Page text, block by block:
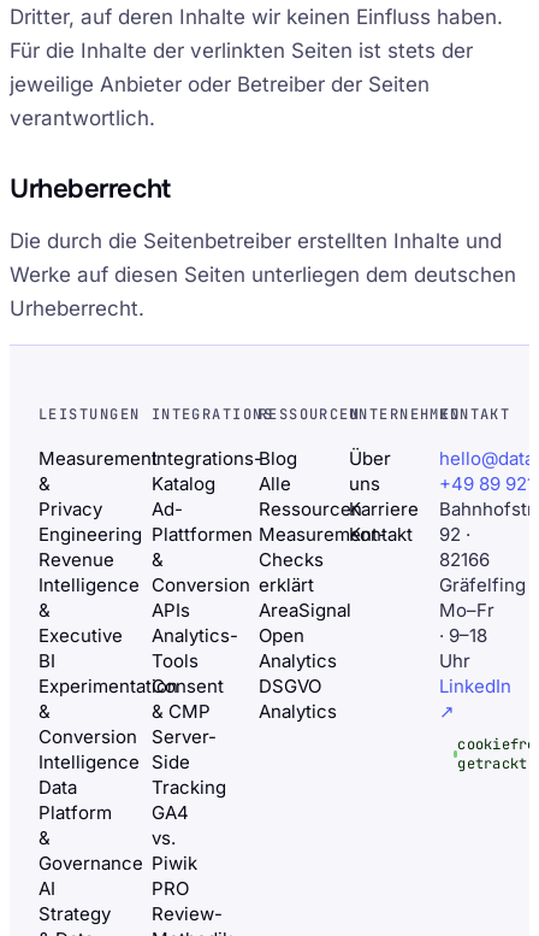
Dritter, auf deren Inhalte wir keinen Einfluss haben.
Für die Inhalte der verlinkten Seiten ist stets der
jeweilige Anbieter oder Betreiber der Seiten
verantwortlich.
Urheberrecht
Die durch die Seitenbetreiber erstellten Inhalte und
Werke auf diesen Seiten unterliegen dem deutschen
Urheberrecht.
LEISTUNGEN
Measurement
&
Privacy
Engineering
Revenue
Intelligence
&
Executive
BI
Experimentation
&
Conversion
Intelligence
Data
Platform
&
Governance
AI
Strategy
INTEGRATIONS
Integrations-
Katalog
Ad-
Plattformen
&
Conversion
APIs
Analytics-
Tools
Consent
& CMP
Server-
Side
Tracking
GA4
vs.
Piwik
PRO
Review-
RESSOURCEN
Blog
Alle
Ressourcen
Measurement-
Checks
erklärt
AreaSignal
Open
Analytics
DSGVO
Analytics
UNTERNEHMEN
Über
uns
Karriere
Kontakt
KONTAKT
+49 89
92 ·
82166
Gräfelfing
Mo–Fr
· 9–18
Uhr
LinkedIn
↗
getrackt